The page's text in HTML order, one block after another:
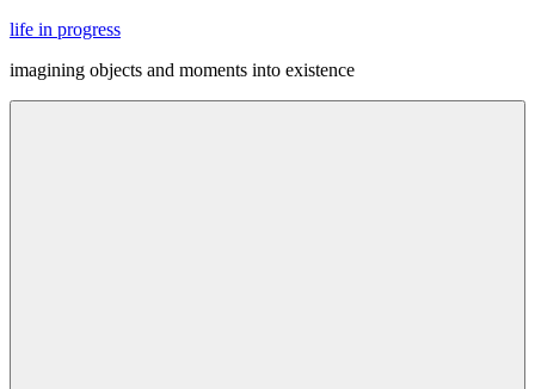
Skip
content
life in progress
imagining objects and moments into existence